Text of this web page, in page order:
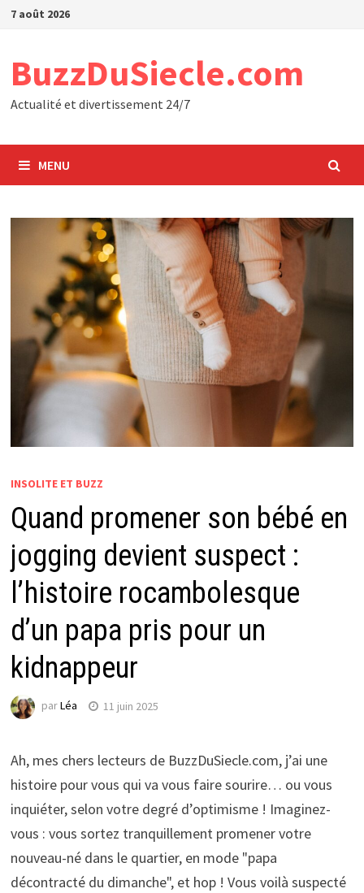
Passer
7 août 2026
BuzzDuSiecle.com
Actualité et divertissement 24/7
MENU
INSOLITE ET BUZZ
Quand promener son bébé en
jogging devient suspect :
l’histoire rocambolesque
d’un papa pris pour un
kidnappeur
parLéa 11 juin 2025
Ah, mes chers lecteurs de BuzzDuSiecle.com, j’ai une
histoire pour vous qui va vous faire sourire… ou vous
inquiéter, selon votre degré d’optimisme ! Imaginez-
vous : vous sortez tranquillement promener votre
nouveau-né dans le quartier, en mode "papa
décontracté du dimanche", et hop ! Vous voilà suspecté